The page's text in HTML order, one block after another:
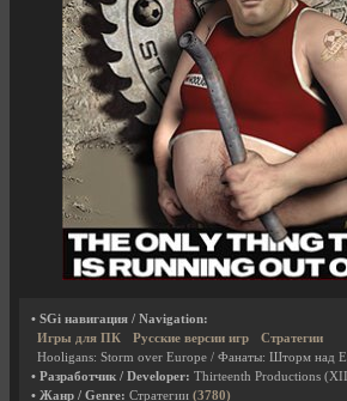
• SGi навигация / Navigation:
Игры для ПК
Русские версии игр
Стратегии
Hooligans: Storm over Europe / Фанаты: Шторм над
• Разработчик / Developer: Thirteenth Productions
• Жанр / Genre: Стратегии (3780)